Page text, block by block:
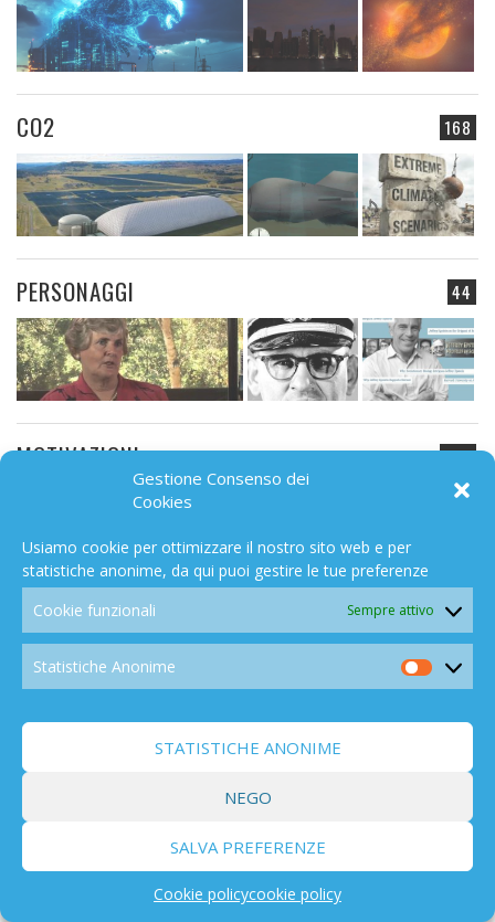
Gestione Consenso dei
Cookies
Usiamo cookie per ottimizzare il nostro sito web e per
statistiche anonime, da qui puoi gestire le tue preferenze
Cookie funzionali
Sempre attivo
Statistiche Anonime
STATISTICHE ANONIME
NEGO
SALVA PREFERENZE
Cookie policycookie policy
168
CO2
44
PERSONAGGI
521
MOTIVAZIONI
218
(INGEGNERIA) SOCIALE
NUCLEARE